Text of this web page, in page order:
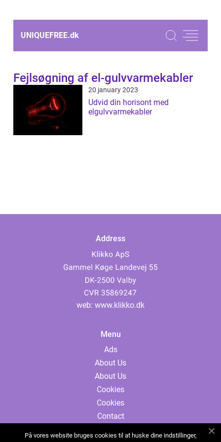
UNIQUEFREE.dk
Fejlsøgning af el-gulvvarmekabler
20 january 2023
Udvid din horisont med
elgulvvarmekabler
Address
web: www.klikko.dk
Menu
Ads
About Us
About Us
Cookies
Cookies
Contact
På vores website bruges cookies til at huske dine indstillinger,